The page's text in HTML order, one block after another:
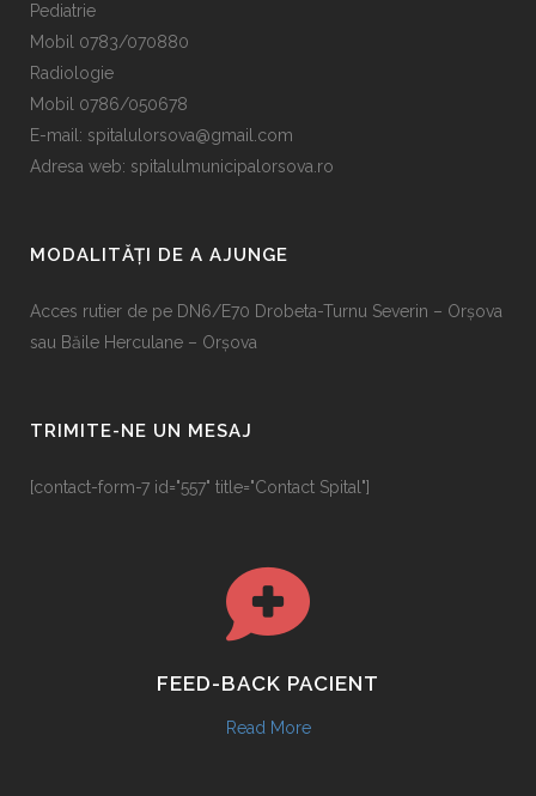
Pediatrie
Mobil 0783/070880
Radiologie
Mobil 0786/050678
E-mail: spitalulorsova@gmail.com
Adresa web: spitalulmunicipalorsova.ro
MODALITĂȚI DE A AJUNGE
Acces rutier de pe DN6/E70 Drobeta-Turnu Severin – Orșova
sau Băile Herculane – Orșova
TRIMITE-NE UN MESAJ
[contact-form-7 id="557" title="Contact Spital"]
FEED-BACK PACIENT
Read More